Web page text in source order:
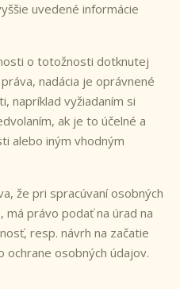
uvedené informácie
o totožnosti dotknutej
nadácia je oprávnené
napríklad vyžiadaním si
ak je to účelné a
alebo iným vhodným
že pri spracúvaní osobných
právo podať na úrad na
resp. návrh na začatie
ochrane osobných údajov.